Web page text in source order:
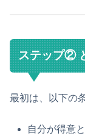
ステップ②
最初は、以下の
自分が得意